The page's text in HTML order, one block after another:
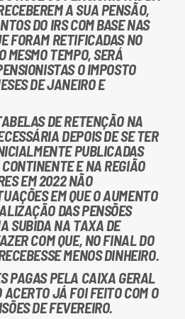
A SUA PENSÃO,
DO IRS COM BASE NAS
FORAM RETIFICADAS NO
MESMO TEMPO, SERÁ
O IMPOSTO
DE JANEIRO E
DE RETENÇÃO NA
DEPOIS DE SE TER
PUBLICADAS
E NA REGIÃO
EM 2022 NÃO
EM QUE O AUMENTO
DAS PENSÕES
SUBIDA NA TAXA DE
COM QUE, NO FINAL DO
MENOS DINHEIRO.
PAGAS PELA CAIXA GERAL
JÁ FOI FEITO COM O
DE FEVEREIRO.